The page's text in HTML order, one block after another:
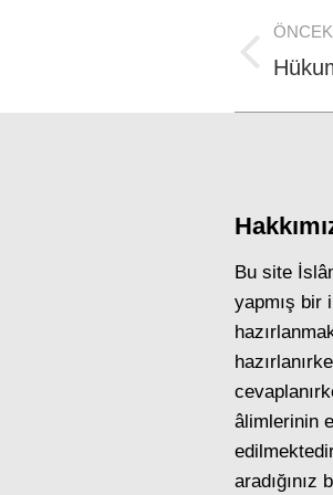
Post
Bu site
yapmış bir
âlimlerinin